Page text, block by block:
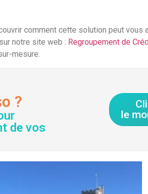
comment cette solution peut vous
notre site web : Regroupement de
mesure.
?
de vos
le